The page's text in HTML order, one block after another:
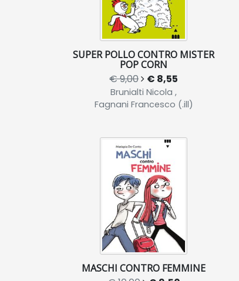
SUPER POLLO CONTRO MISTER
POP CORN
€ 9,00 € 8,55
Brunialti Nicola ,
Fagnani Francesco (.ill)
MASCHI CONTRO FEMMINE